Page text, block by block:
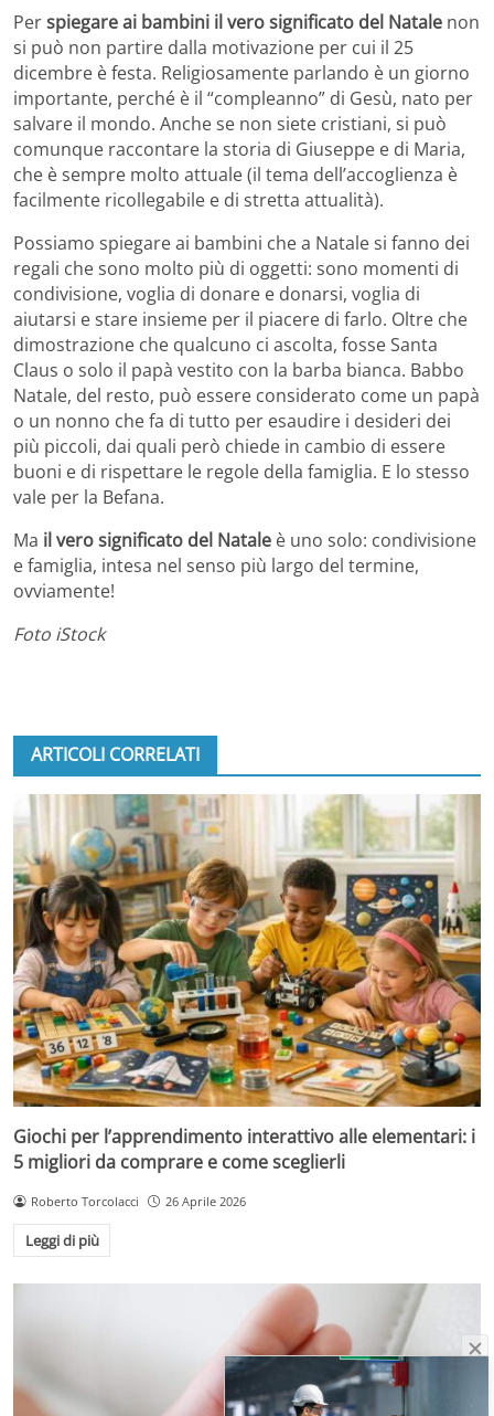
Perspiegare ai bambini il vero significato del Natale non
si può non partire dalla motivazione per cui il 25
dicembre è festa. Religiosamente parlando è un giorno
importante, perché è il “compleanno” di Gesù, nato per
salvare il mondo. Anche se non siete cristiani, si può
comunque raccontare la storia di Giuseppe e di Maria,
che è sempre molto attuale (il tema dell’accoglienza è
facilmente ricollegabile e di stretta attualità).
Possiamo spiegare ai bambini che a Natale si fanno dei
regali che sono molto più di oggetti: sono momenti di
condivisione, voglia di donare e donarsi, voglia di
aiutarsi e stare insieme per il piacere di farlo. Oltre che
dimostrazione che qualcuno ci ascolta, fosse Santa
Claus o solo il papà vestito con la barba bianca. Babbo
Natale, del resto, può essere considerato come un papà
o un nonno che fa di tutto per esaudire i desideri dei
più piccoli, dai quali però chiede in cambio di essere
buoni e di rispettare le regole della famiglia. E lo stesso
vale per la Befana.
Ma il vero significato del Natale è uno solo: condivisione
e famiglia, intesa nel senso più largo del termine,
ovviamente!
Foto iStock
ARTICOLI CORRELATI
Giochi per l’apprendimento interattivo alle elementari: i
5 migliori da comprare e come sceglierli
Roberto Torcolacci 26 Aprile 2026
Leggi di più